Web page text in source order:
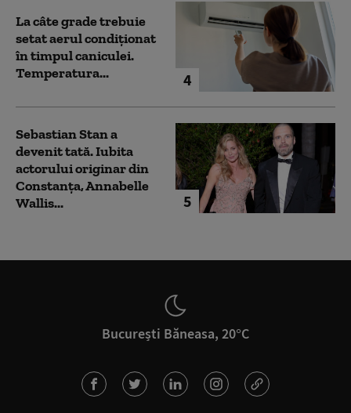
4
La câte grade trebuie
setat aerul condiționat
în timpul caniculei.
Temperatura...
5
Sebastian Stan a
devenit tată. Iubita
actorului originar din
Constanța, Annabelle
Wallis...
București Băneasa, 20°C